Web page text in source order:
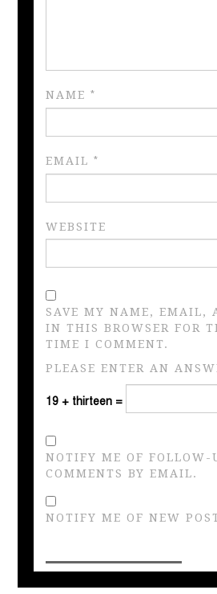
NAME*
EMAIL*
WEBSITE
SAVE MY NAME, EMAIL,
IN THIS BROWSER FOR
TIME I COMMENT.
PLEASE ENTER AN
19 + thirteen =
NOTIFY ME OF FOLLOW-
COMMENTS BY EMAIL.
NOTIFY ME OF NEW